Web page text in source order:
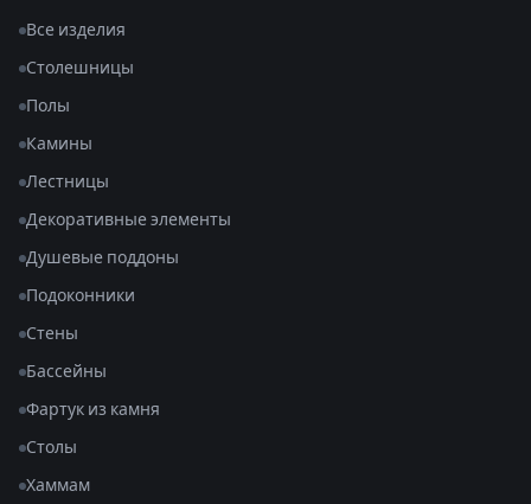
Все изделия
Столешницы
Полы
Камины
Лестницы
Декоративные элементы
Душевые поддоны
Подоконники
Стены
Бассейны
Фартук из камня
Столы
Хаммам